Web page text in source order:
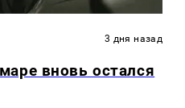
3 дня назад
вновь остался